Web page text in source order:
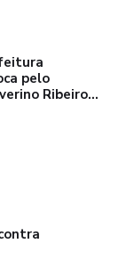
pelo
Ribeiro